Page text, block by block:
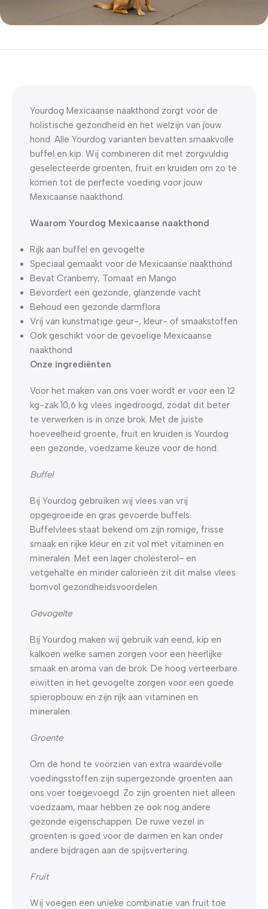
5% korting met code
Yourdog Mexicaanse naakthond zorgt voor de
holistische gezondheid en het welzijn van jouw
hond. Alle Yourdog varianten bevatten smaakvolle
buffel en kip. Wij combineren dit met zorgvuldig
geselecteerde groenten, fruit en kruiden om zo te
komen tot de perfecte voeding voor jouw
Mexicaanse naakthond.
Waarom Yourdog Mexicaanse naakthond
Rijk aan buffel en gevogelte
Speciaal gemaakt voor de Mexicaanse naakthond
Bevat Cranberry, Tomaat en Mango
Bevordert een gezonde, glanzende vacht
Behoud een gezonde darmflora
Vrij van kunstmatige geur-, kleur- of smaakstoffen
Ook geschikt voor de gevoelige Mexicaanse
naakthond
Onze ingrediënten
Voor het maken van ons voer wordt er voor een 12
kg-zak 10,6 kg vlees ingedroogd, zodat dit beter
te verwerken is in onze brok. Met de juiste
hoeveelheid groente, fruit en kruiden is Yourdog
een gezonde, voedzame keuze voor de hond.
Buffel
Bij Yourdog gebruiken wij vlees van vrij
opgegroeide en gras gevoerde buffels.
Buffelvlees staat bekend om zijn romige, frisse
smaak en rijke kleur en zit vol met vitaminen en
mineralen. Met een lager cholesterol- en
vetgehalte en minder calorieën zit dit malse vlees
bomvol gezondheidsvoordelen.
Gevogelte
Bij Yourdog maken wij gebruik van eend, kip en
kalkoen welke samen zorgen voor een heerlijke
smaak en aroma van de brok. De hoog verteerbare
eiwitten in het gevogelte zorgen voor een goede
spieropbouw en zijn rijk aan vitaminen en
mineralen.
Groente
Om de hond te voorzien van extra waardevolle
voedingsstoffen zijn supergezonde groenten aan
ons voer toegevoegd. Zo zijn groenten niet alleen
voedzaam, maar hebben ze ook nog andere
gezonde eigenschappen. De ruwe vezel in
groenten is goed voor de darmen en kan onder
andere bijdragen aan de spijsvertering.
Fruit
Wij voegen een unieke combinatie van fruit toe